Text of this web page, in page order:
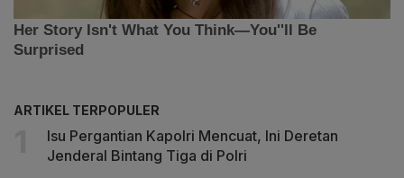
ARTIKEL TERPOPULER
Isu Pergantian Kapolri Mencuat, Ini Deretan
Jenderal Bintang Tiga di Polri